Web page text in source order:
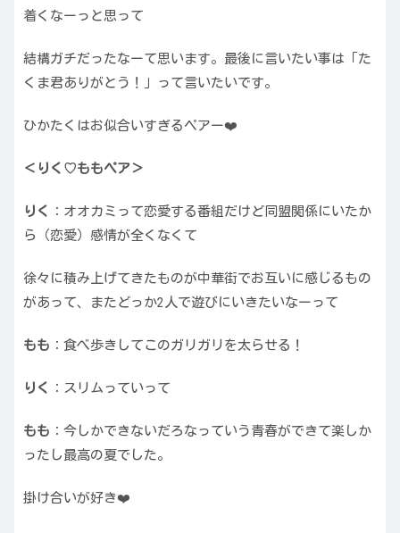
着くなーっと思って
結構ガチだったなーて思います。最後に言いたい事は「た
くま君ありがとう！」って言いたいです。
ひかたくはお似合いすぎるペアー❤️
＜りく♡ももペア＞
りく
：オオカミって恋愛する番組だけど同盟関係にいたか
ら（恋愛）感情が全くなくて
徐々に積み上げてきたものが中華街でお互いに感じるもの
があって、またどっか2人で遊びにいきたいなーって
もも ：食べ歩きしてこのガリガリを太らせる！
りく ：スリムっていって
もも ：今しかできないだろなっていう青春ができて楽しか
ったし最高の夏でした。
掛け合いが好き❤️